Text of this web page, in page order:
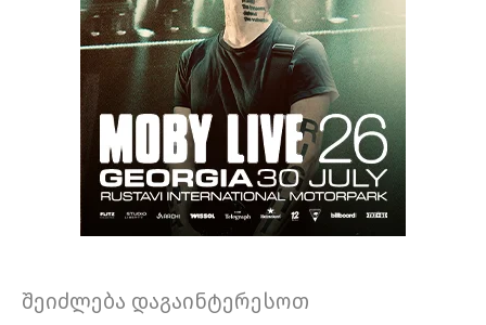
შეიძლება დაგაინტერესოთ